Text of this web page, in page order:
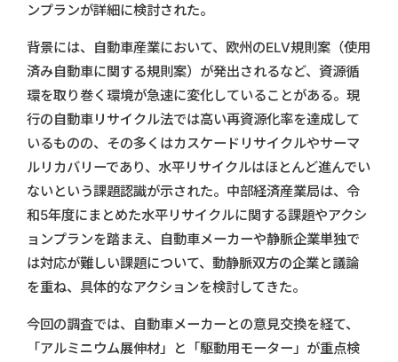
ンプランが詳細に検討された。
背景には、自動車産業において、欧州のELV規則案（使用
済み自動車に関する規則案）が発出されるなど、資源循
環を取り巻く環境が急速に変化していることがある。現
行の自動車リサイクル法では高い再資源化率を達成して
いるものの、その多くはカスケードリサイクルやサーマ
ルリカバリーであり、水平リサイクルはほとんど進んでい
ないという課題認識が示された。中部経済産業局は、令
和5年度にまとめた水平リサイクルに関する課題やアクシ
ョンプランを踏まえ、自動車メーカーや静脈企業単独で
は対応が難しい課題について、動静脈双方の企業と議論
を重ね、具体的なアクションを検討してきた。
今回の調査では、自動車メーカーとの意見交換を経て、
「アルミニウム展伸材」と「駆動用モーター」が重点検